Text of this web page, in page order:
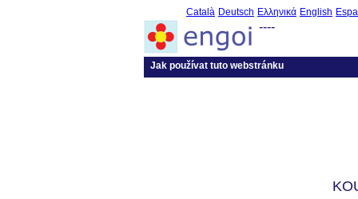
Català Deutsch Ελληνικά English
----
Jak používat tuto webstránku